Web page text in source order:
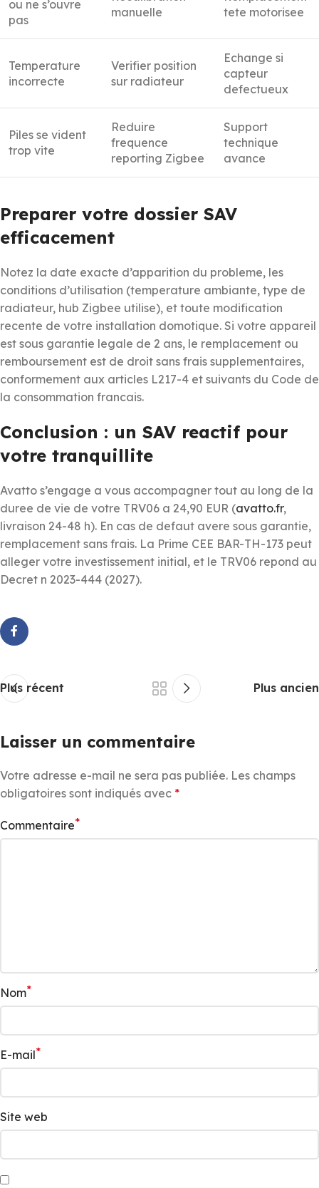
ou ne s’ouvre
pas
manuelle
tete motorisee
Temperature
incorrecte
Verifier position
sur radiateur
Echange si
capteur
defectueux
Piles se vident
trop vite
Reduire
frequence
reporting Zigbee
Support
technique
avance
Preparer votre dossier SAV
efficacement
Notez la date exacte d’apparition du probleme, les
conditions d’utilisation (temperature ambiante, type de
radiateur, hub Zigbee utilise), et toute modification
recente de votre installation domotique. Si votre appareil
est sous garantie legale de 2 ans, le remplacement ou
remboursement est de droit sans frais supplementaires,
conformement aux articles L217-4 et suivants du Code de
la consommation francais.
Conclusion : un SAV reactif pour
votre tranquillite
Avatto s’engage a vous accompagner tout au long de la
duree de vie de votre TRV06 a 24,90 EUR (avatto.fr,
livraison 24-48 h). En cas de defaut avere sous garantie,
remplacement sans frais. La Prime CEE BAR-TH-173 peut
alleger votre investissement initial, et le TRV06 repond au
Decret n 2023-444 (2027).
Plus récent Plus ancien
Laisser un commentaire
Votre adresse e-mail ne sera pas publiée. Les champs
obligatoires sont indiqués avec *
Commentaire*
Nom*
E-mail*
Site web